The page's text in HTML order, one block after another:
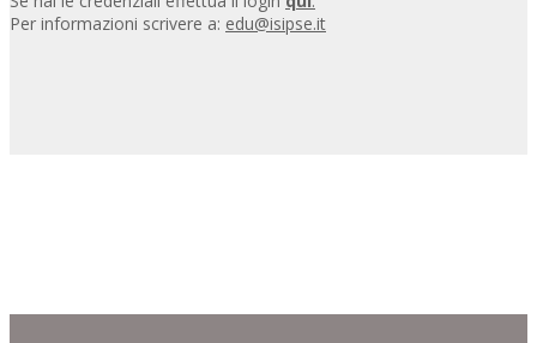
Per informazioni scrivere a: edu@isipse.it